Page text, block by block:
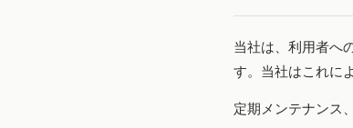
当社は、利用者へ
す。当社はこれに
定期メンテナンス